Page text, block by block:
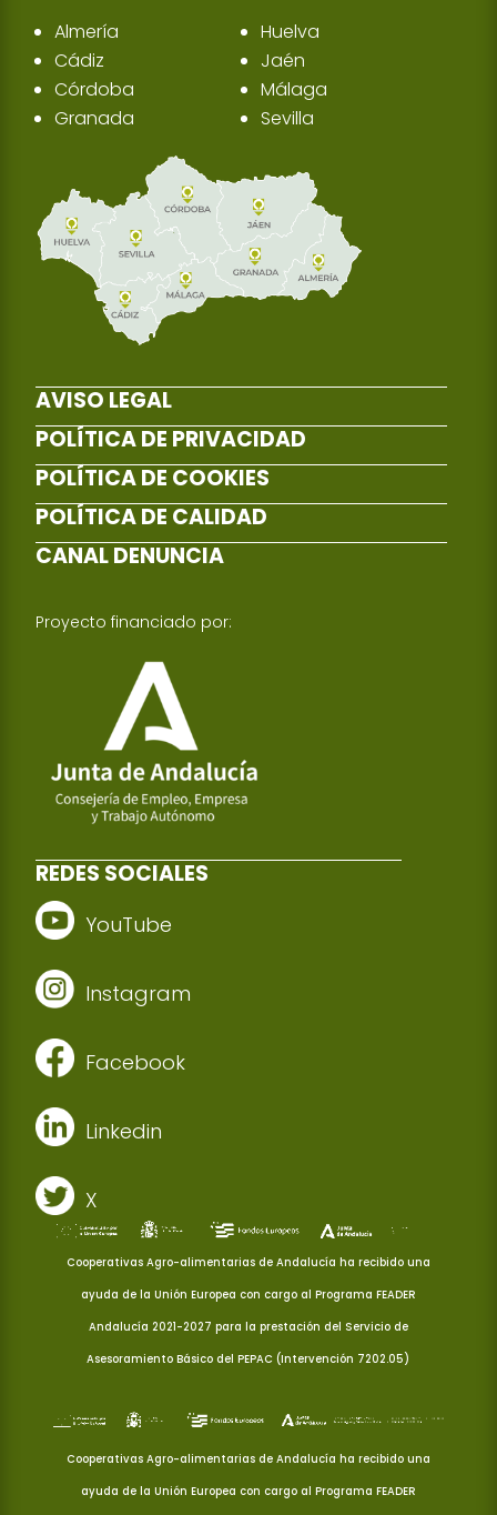
Almería
Cádiz
Córdoba
Granada
Huelva
Jaén
Málaga
Sevilla
AVISO LEGAL
POLÍTICA DE PRIVACIDAD
POLÍTICA DE COOKIES
POLÍTICA DE CALIDAD
CANAL DENUNCIA
Proyecto financiado por:
REDES SOCIALES
YouTube
Instagram
Facebook
Linkedin
X
Cooperativas Agro-alimentarias de Andalucía ha recibido una
ayuda de la Unión Europea con cargo al Programa FEADER
Andalucía 2021-2027 para la prestación del Servicio de
Asesoramiento Básico del PEPAC (Intervención 7202.05)
Cooperativas Agro-alimentarias de Andalucía ha recibido una
ayuda de la Unión Europea con cargo al Programa FEADER